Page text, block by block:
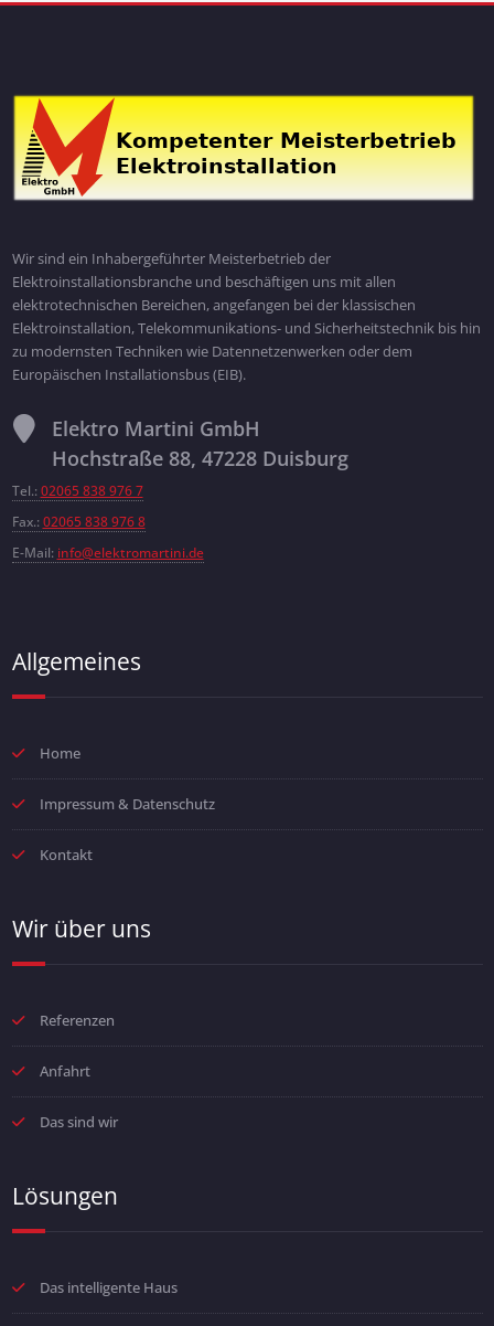
Wir sind ein Inhabergeführter Meisterbetrieb der
Elektroinstallationsbranche und beschäftigen uns mit allen
elektrotechnischen Bereichen, angefangen bei der klassischen
Elektroinstallation, Telekommunikations- und Sicherheitstechnik bis hin
zu modernsten Techniken wie Datennetzenwerken oder dem
Europäischen Installationsbus (EIB).
Elektro Martini GmbH
Hochstraße 88, 47228 Duisburg
Tel.: 02065 838 976 7
Fax.: 02065 838 976 8
E-Mail: info@elektromartini.de
Allgemeines
Home
Impressum & Datenschutz
Kontakt
Wir über uns
Referenzen
Anfahrt
Das sind wir
Lösungen
Das intelligente Haus